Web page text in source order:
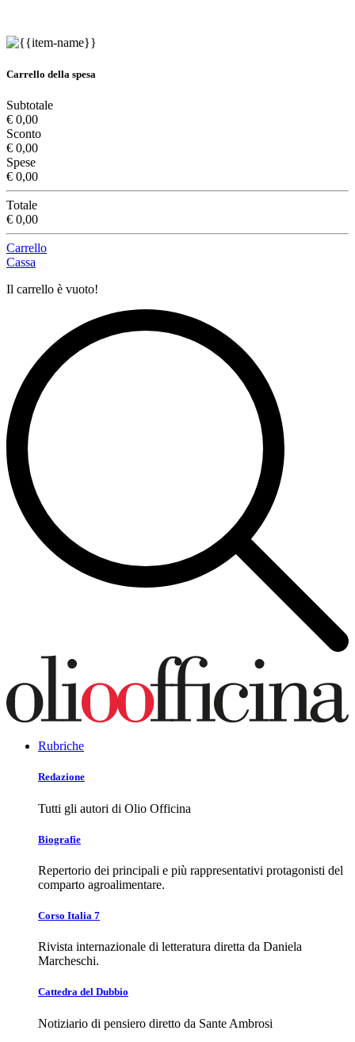
Carrello della spesa
Subtotale
€ 0,00
Sconto
€ 0,00
Spese
€ 0,00
Totale
€ 0,00
Carrello
Cassa
Il carrello è vuoto!
Rubriche
Redazione
Tutti gli autori di Olio Officina
Biografie
Repertorio dei principali e più rappresentativi protagonisti del
comparto agroalimentare.
Corso Italia 7
Rivista internazionale di letteratura diretta da Daniela
Marcheschi.
Cattedra del Dubbio
Notiziario di pensiero diretto da Sante Ambrosi